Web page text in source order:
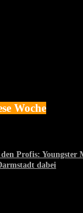
Woche
Profis: Youngster
dabei